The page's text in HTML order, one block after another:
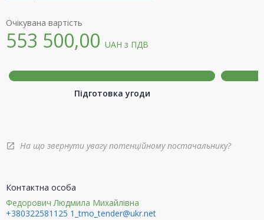
Очікувана вартість
553 500,00 UAH з ПДВ
Підготовка угоди
open_in_new На що звернути увагу потенційному постачальнику?
Контактна особа
Федорович Людмила Михайлівна
+380322581125 1_tmo_tender@ukr.net